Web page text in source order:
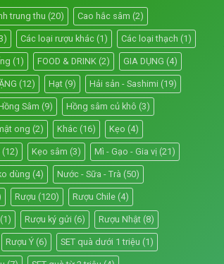
trung thu (20) Cao hắc sâm (2)
Các loại rượu khác (1) Các loại thạch (1)
(1) FOOD & DRINK (2) GIA DỤNG (4)
(12) Hạt (9) Hải sản - Sashimi (19)
Sâm (9) Hồng sâm củ khô (3)
ong (2) Khác (16) Kẹo (4)
(12) Kẹo sâm (3) Mì - Gạo - Gia vị (21)
dùng (4) Nước - Sữa - Trà (50)
Rượu (120) Rượu Chile (4)
(1) Rượu ký gửi (6) Rượu Nhật (8)
Rượu Ý (6) SET quà dưới 1 triệu (1)